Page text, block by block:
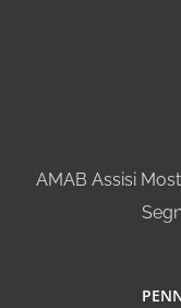
AMAB Assisi